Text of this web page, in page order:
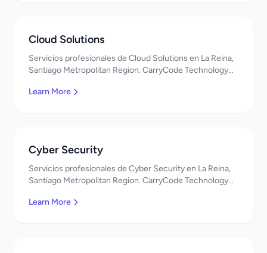
Cloud Solutions
Servicios profesionales de Cloud Solutions en La Reina,
Santiago Metropolitan Region. CarryCode Technology
Learn More
Cyber Security
Servicios profesionales de Cyber Security en La Reina,
Santiago Metropolitan Region. CarryCode Technology
Learn More